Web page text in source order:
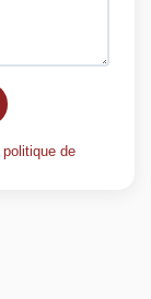
politique de